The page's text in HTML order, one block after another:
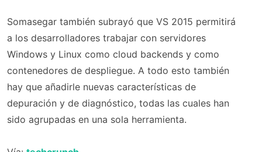
Somasegar también subrayó que VS 2015 permitirá
a los desarrolladores trabajar con servidores
Windows y Linux como cloud backends y como
contenedores de despliegue. A todo esto también
hay que añadirle nuevas características de
depuración y de diagnóstico, todas las cuales han
sido agrupadas en una sola herramienta.